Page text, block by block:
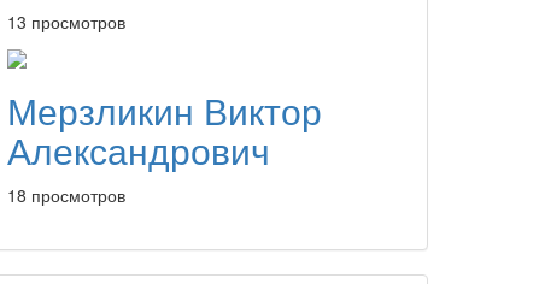
13 просмотров
Мерзликин Виктор
Александрович
18 просмотров